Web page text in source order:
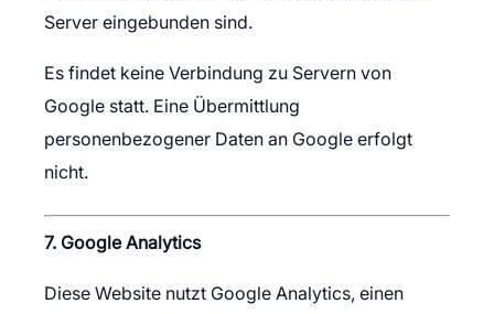
Server eingebunden sind.
Es findet keine Verbindung zu Servern von
Google statt. Eine Übermittlung
personenbezogener Daten an Google erfolgt
nicht.
7. Google Analytics
Diese Website nutzt Google Analytics, einen